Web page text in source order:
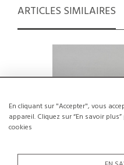
En cliquant sur "Accepter", vous
appareil. Cliquez sur “En savoir
cookies
ARTICLES SIMILAIRES